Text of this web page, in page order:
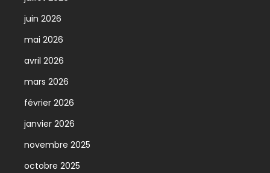
juin 2026
mai 2026
avril 2026
mars 2026
février 2026
janvier 2026
novembre 2025
octobre 2025